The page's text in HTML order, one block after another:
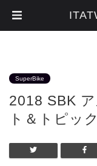
SuperBike
2018 SBK
ト＆トピッ